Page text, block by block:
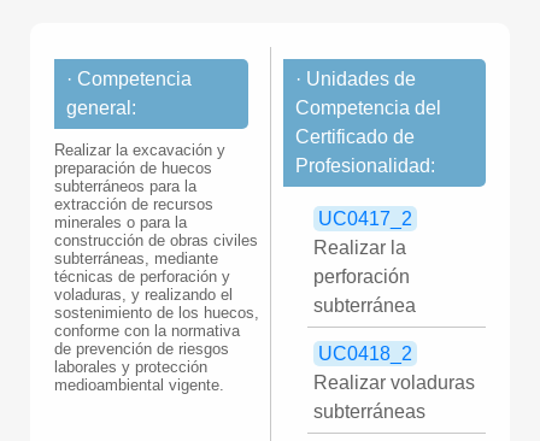
· Competencia
general:
Realizar la excavación y
preparación de huecos
subterráneos para la
extracción de recursos
minerales o para la
construcción de obras civiles
subterráneas, mediante
técnicas de perforación y
voladuras, y realizando el
sostenimiento de los huecos,
conforme con la normativa
de prevención de riesgos
laborales y protección
medioambiental vigente.
· Unidades de
Competencia del
Certificado de
Profesionalidad:
UC0417_2
Realizar la
perforación
subterránea
UC0418_2
Realizar voladuras
subterráneas